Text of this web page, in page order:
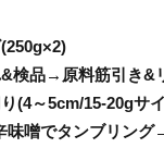
検品→原料筋引き&
(4～5cm/15-20gサ
噌でタンブリング